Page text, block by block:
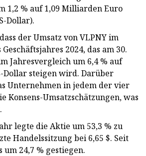
1,2 % auf 1,09 Milliarden Euro
Dollar).
der Umsatz von VLPNY im
2024, das am 30.
Jahresvergleich um 6,4 % auf
Dollar steigen wird. Darüber
Unternehmen in jedem der vier
Konsens-Umsatzschätzungen, was
legte die Aktie um 53,3 % zu
Handelssitzung bei 6,65 $. Seit
um 24,7 % gestiegen.